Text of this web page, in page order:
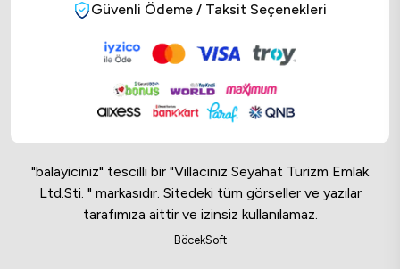
Güvenli Ödeme / Taksit Seçenekleri
"balayiciniz" tescilli bir "Villacınız Seyahat Turizm Emlak
Ltd.Sti. " markasıdır. Sitedeki tüm görseller ve yazılar
tarafımıza aittir ve izinsiz kullanılamaz.
BöcekSoft